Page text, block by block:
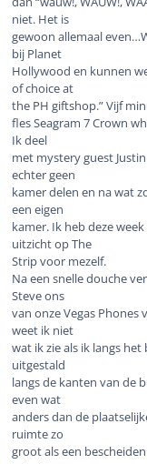
niet. Het is
gewoon allemaal
bij Planet
Hollywood en kunnen
of choice at
the PH giftshop.”Vijf
fles Seagram 7 Crown
Ik deel
met mystery guest
echter geen
kamer delen en na wat
een eigen
kamer. Ik heb deze
uitzicht op The
Strip voor mezelf.
Na een snelle douche
Steve ons
van onze Vegas Phones
weet ik niet
wat ik zie als ik langs
uitgestald
langs de kanten van de
even wat
anders dan de
ruimte zo
groot als een